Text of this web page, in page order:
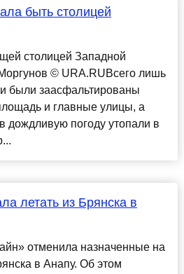
быть столицей
столицей Западной
© URA.RUВсего лишь
были заасфальтированы
и главные улицы, а
дождливую погоду утопали в
летать из Брянска в
отменила назначенные на
в Анапу. Об этом